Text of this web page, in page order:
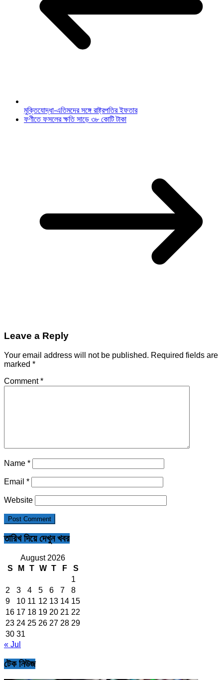
মুক্তিযোদ্ধা-এতিমদের সঙ্গে রাষ্ট্রপতির ইফতার
ফণীতে ফসলের ক্ষতি সাড়ে ৩৮ কোটি টাকা
Leave a Reply
Your email address will not be published. Required fields are
marked *
Comment*
Name *
Email *
Website
তারিখ দিয়ে দেখুন খবর
August 2026
S
M T W T F
S
1
2
3 4 5 6 7
8
9
10 11 12 13 14 15
16 17 18 19 20 21 22
23 24 25 26 27 28 29
30 31
« Jul
টেক নিউজ